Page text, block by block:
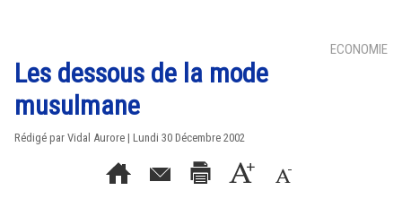
ECONOMIE
Les dessous de la mode
musulmane
Rédigé par Vidal Aurore | Lundi 30 Décembre 2002